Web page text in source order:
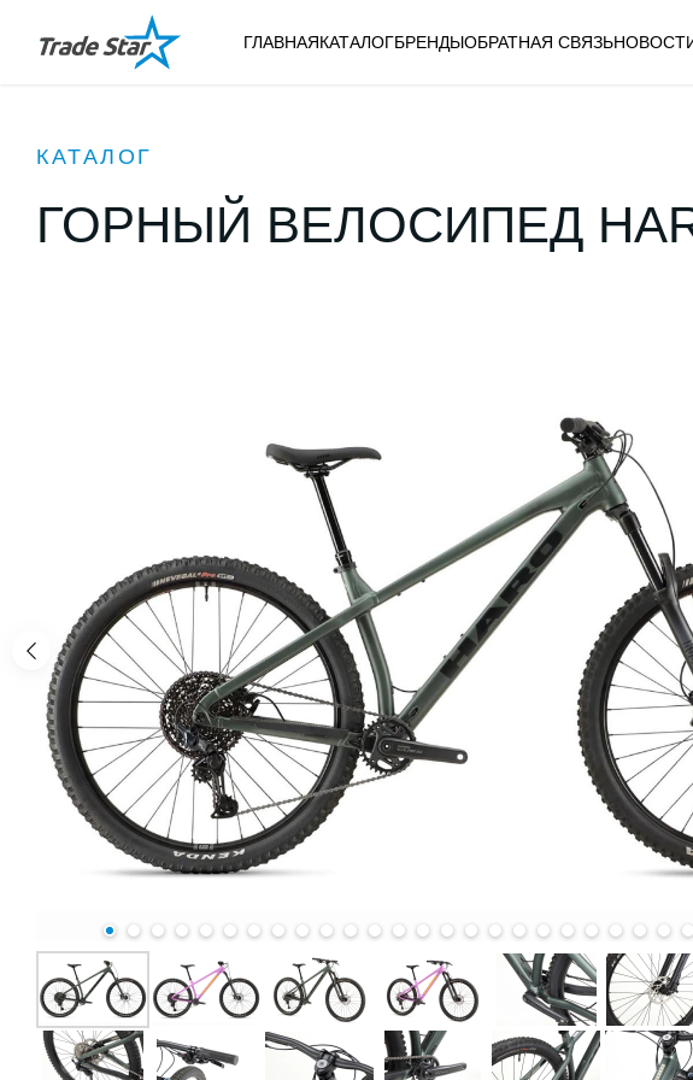
ГЛАВНАЯКАТАЛОГБРЕНДЫОБРАТНАЯ СВЯЗЬ
КАТАЛОГ
ГОРНЫЙ ВЕЛОСИПЕД